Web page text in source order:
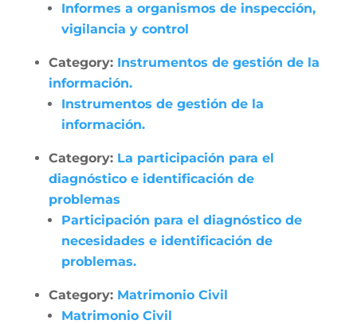
Informes a organismos de inspección,
vigilancia y control
Category: Instrumentos de gestión de la
información.
Instrumentos de gestión de la
información.
Category: La participación para el
diagnóstico e identificación de
problemas
Participación para el diagnóstico de
necesidades e identificación de
problemas.
Category: Matrimonio Civil
Matrimonio Civil